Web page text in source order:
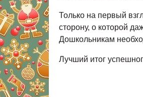
Только на первый
сторону, о которой
Дошкольникам
Лучший итог